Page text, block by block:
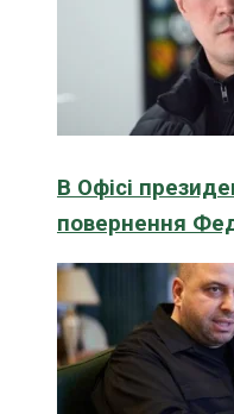
В Офісі
повернення